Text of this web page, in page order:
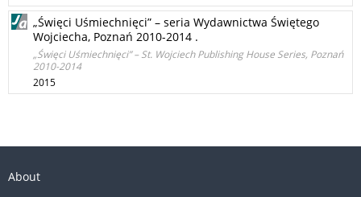
„Święci Uśmiechnięci” – seria Wydawnictwa Świętego
Wojciecha, Poznań 2010-2014 .
„Święci Uśmiechnięci” – St. Wojciech Publishing House Series, Poznań
2010-2014
2015
About